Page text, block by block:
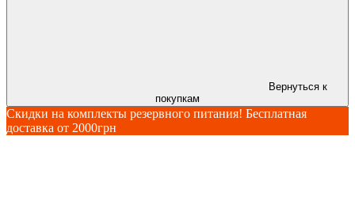
Вернуться к
покупкам
Скидки на комплекты резервного питания! Бесплатная
доставка от 2000грн